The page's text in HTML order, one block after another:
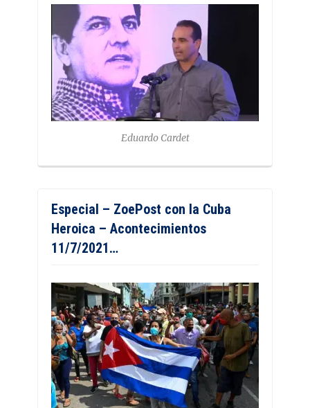
Eduardo Cardet
Especial – ZoePost con la Cuba
Heroica – Acontecimientos
11/7/2021…